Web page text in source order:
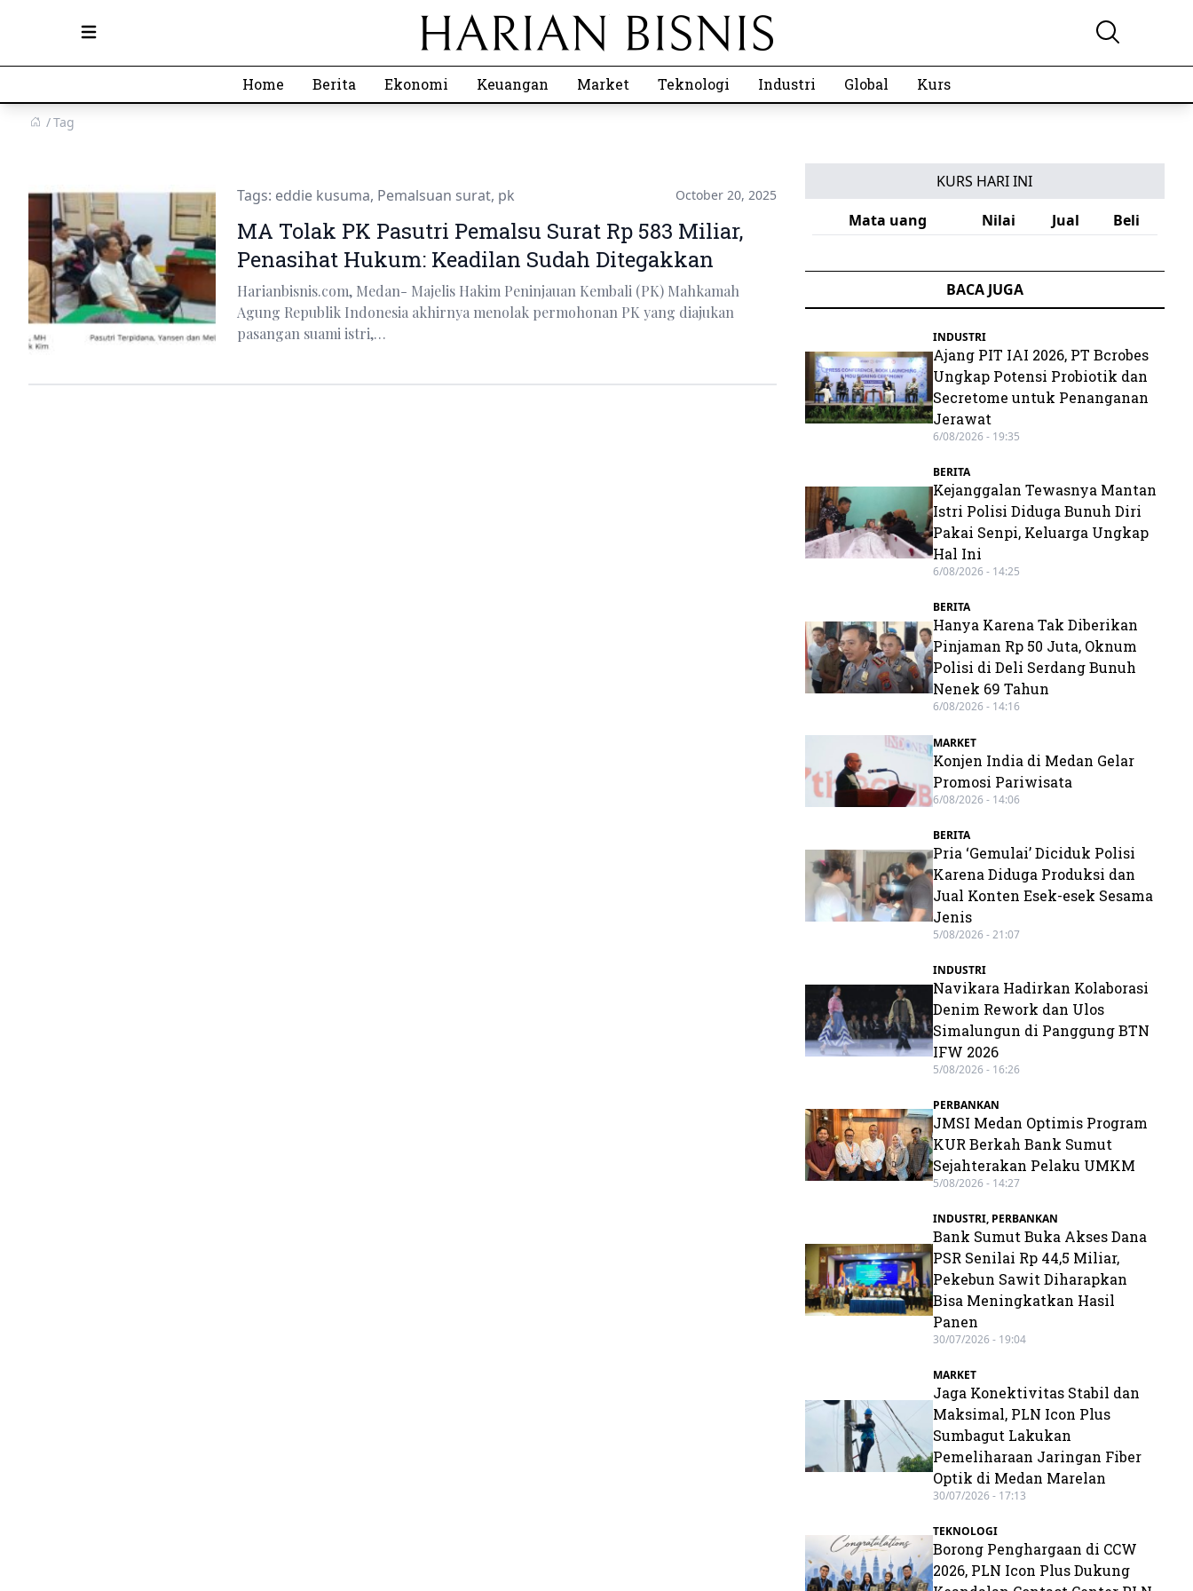
Open main menu
Home Berita Ekonomi Keuangan Market Teknologi Industri Global Kurs
Tag
Tags: eddie kusuma, Pemalsuan surat, pk October 20, 2025
MA Tolak PK Pasutri Pemalsu Surat Rp 583 Miliar,
Penasihat Hukum: Keadilan Sudah Ditegakkan
Harianbisnis.com, Medan- Majelis Hakim Peninjauan Kembali (PK) Mahkamah
Agung Republik Indonesia akhirnya menolak permohonan PK yang diajukan
pasangan suami istri,…
KURS HARI INI
Mata uang
Nilai Jual Beli
BACA JUGA
INDUSTRI
Ajang PIT IAI 2026, PT Bcrobes
Ungkap Potensi Probiotik dan
Secretome untuk Penanganan
Jerawat
6/08/2026 - 19:35
BERITA
Kejanggalan Tewasnya Mantan
Istri Polisi Diduga Bunuh Diri
Pakai Senpi, Keluarga Ungkap
Hal Ini
6/08/2026 - 14:25
BERITA
Hanya Karena Tak Diberikan
Pinjaman Rp 50 Juta, Oknum
Polisi di Deli Serdang Bunuh
Nenek 69 Tahun
6/08/2026 - 14:16
MARKET
Konjen India di Medan Gelar
Promosi Pariwisata
6/08/2026 - 14:06
BERITA
Pria ‘Gemulai’ Diciduk Polisi
Karena Diduga Produksi dan
Jual Konten Esek-esek Sesama
Jenis
5/08/2026 - 21:07
INDUSTRI
Navikara Hadirkan Kolaborasi
Denim Rework dan Ulos
Simalungun di Panggung BTN
IFW 2026
5/08/2026 - 16:26
PERBANKAN
JMSI Medan Optimis Program
KUR Berkah Bank Sumut
Sejahterakan Pelaku UMKM
5/08/2026 - 14:27
INDUSTRI, PERBANKAN
Bank Sumut Buka Akses Dana
PSR Senilai Rp 44,5 Miliar,
Pekebun Sawit Diharapkan
Bisa Meningkatkan Hasil
Panen
30/07/2026 - 19:04
MARKET
Jaga Konektivitas Stabil dan
Maksimal, PLN Icon Plus
Sumbagut Lakukan
Pemeliharaan Jaringan Fiber
Optik di Medan Marelan
30/07/2026 - 17:13
TEKNOLOGI
Borong Penghargaan di CCW
2026, PLN Icon Plus Dukung